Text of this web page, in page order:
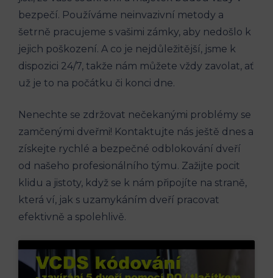
bezpečí. Používáme neinvazivní metody a
šetrně pracujeme s vašimi zámky, aby nedošlo k
jejich poškození. A co je nejdůležitější, jsme k
dispozici 24/7, takže nám můžete vždy zavolat, ať
už je to na počátku či konci dne.
Nenechte se zdržovat nečekanými problémy se
zamčenými dveřmi! Kontaktujte nás ještě dnes a
získejte rychlé a bezpečné odblokování dveří
od našeho profesionálního týmu. Zažijte pocit
klidu a jistoty, když se k nám připojíte na straně,
která ví, jak s uzamykáním dveří pracovat
efektivně a spolehlivě.